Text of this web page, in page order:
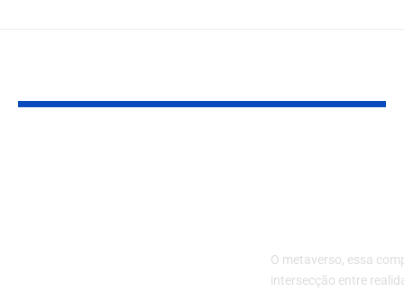
O metaverso, essa
intersecção entre